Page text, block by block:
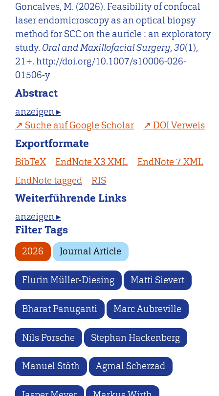
Goncalves, M. (2026). Feasibility of confocal
laser endomicroscopy as an optical biopsy
method for SCC on the auricle : an exploratory
study. Oral and Maxillofacial Surgery,30(1),
21+. http://doi.org/10.1007/s10006-026-
01506-y
Abstract
anzeigen ▸
Suche auf Google Scholar
DOI Verweis
Exportformate
BibTeX EndNote X3 XML
EndNote 7 XML
EndNote tagged
RIS
Weiterführende Links
anzeigen ▸
Filter Tags
2026 Journal Article
Flurin Müller-Diesing Matti Sievert
Bharat Panuganti Marc Aubreville
Nils Porsche Stephan Hackenberg
Manuel Stöth Agmal Scherzad